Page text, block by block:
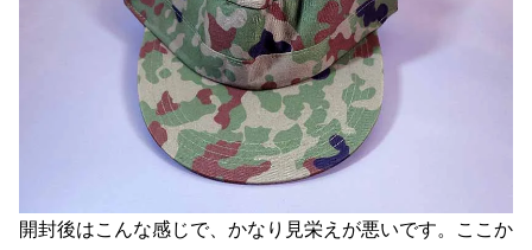
開封後はこんな感じで、かなり見栄えが悪いです。ここか